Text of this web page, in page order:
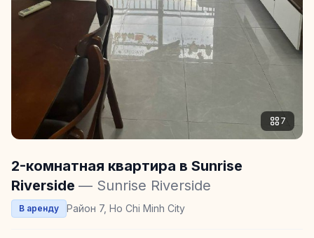
7
2-комнатная квартира в Sunrise
Riverside — Sunrise Riverside
В аренду Район 7, Ho Chi Minh City